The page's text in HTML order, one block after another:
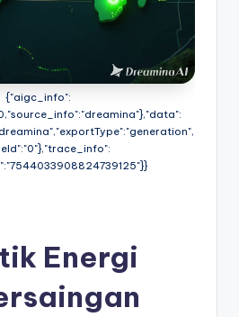
{"aigc_info":
Energi